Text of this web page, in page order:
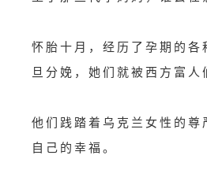
怀胎十月，经历了孕期的各
旦分娩，她们就被西方富人
他们践踏着乌克兰女性的尊
自己的幸福。